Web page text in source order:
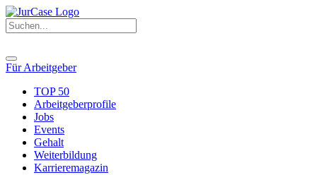
Für Arbeitgeber
TOP 50
Arbeitgeberprofile
Jobs
Events
Gehalt
Weiterbildung
Karrieremagazin